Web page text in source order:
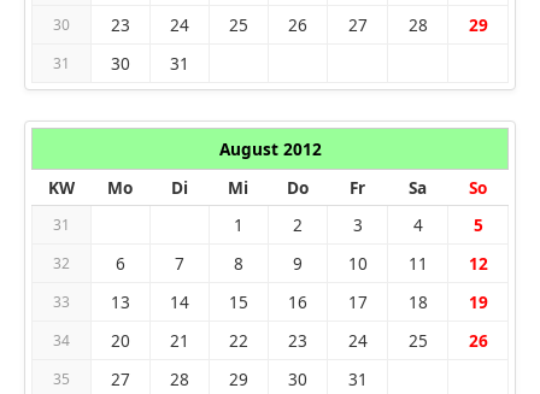
30 23 24 25 26 27 28 29
31 30 31
August 2012
KW
Mo Di Mi Do Fr Sa So
31 1 2 3 4 5
32 6 7 8 9 10 11 12
33 13 14 15 16 17 18 19
34 20 21 22 23 24 25 26
35 27 28 29 30 31